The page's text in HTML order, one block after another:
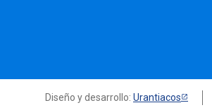
Diseño y desarrollo: Urantiacos